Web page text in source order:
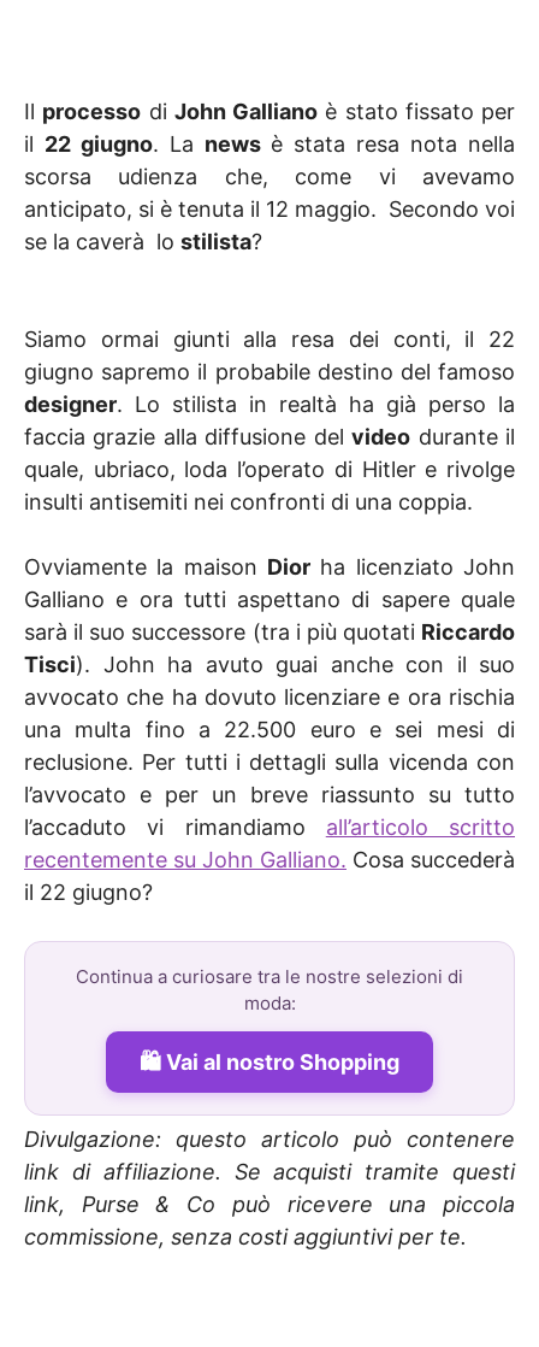
Il processo di John Galliano è stato fissato per
il 22 giugno. La newsè stata resa nota nella
scorsa udienza che, come vi avevamo
anticipato, si è tenuta il 12 maggio. Secondo voi
se la caverà lo stilista?
Siamo ormai giunti alla resa dei conti, il 22
giugno sapremo il probabile destino del famoso
designer. Lo stilista in realtà ha già perso la
faccia grazie alla diffusione delvideo durante il
quale, ubriaco, loda l’operato di Hitler e rivolge
insulti antisemiti nei confronti di una coppia.
Ovviamente la maison Dior ha licenziato John
Galliano e ora tutti aspettano di sapere quale
sarà il suo successore (tra i più quotati Riccardo
Tisci). John ha avuto guai anche con il suo
avvocato che ha dovuto licenziare e ora rischia
una multa fino a 22.500 euro e sei mesi di
reclusione. Per tutti i dettagli sulla vicenda con
l’avvocato e per un breve riassunto su tutto
l’accaduto vi rimandiamo all’articolo scritto
recentemente su John Galliano. Cosa succederà
il 22 giugno?
Continua a curiosare tra le nostre selezioni di
moda:
Vai al nostro Shopping
Divulgazione: questo articolo può contenere
link di affiliazione. Se acquisti tramite questi
link, Purse & Co può ricevere una piccola
commissione, senza costi aggiuntivi per te.